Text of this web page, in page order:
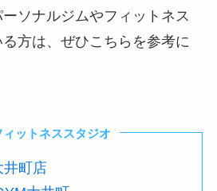
ソナルジムやフィットネス
方は、ぜひこちらを参考に
ットネススタジオ
井町店